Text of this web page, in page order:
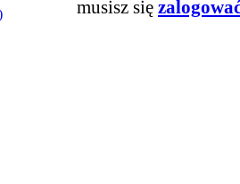
musisz się